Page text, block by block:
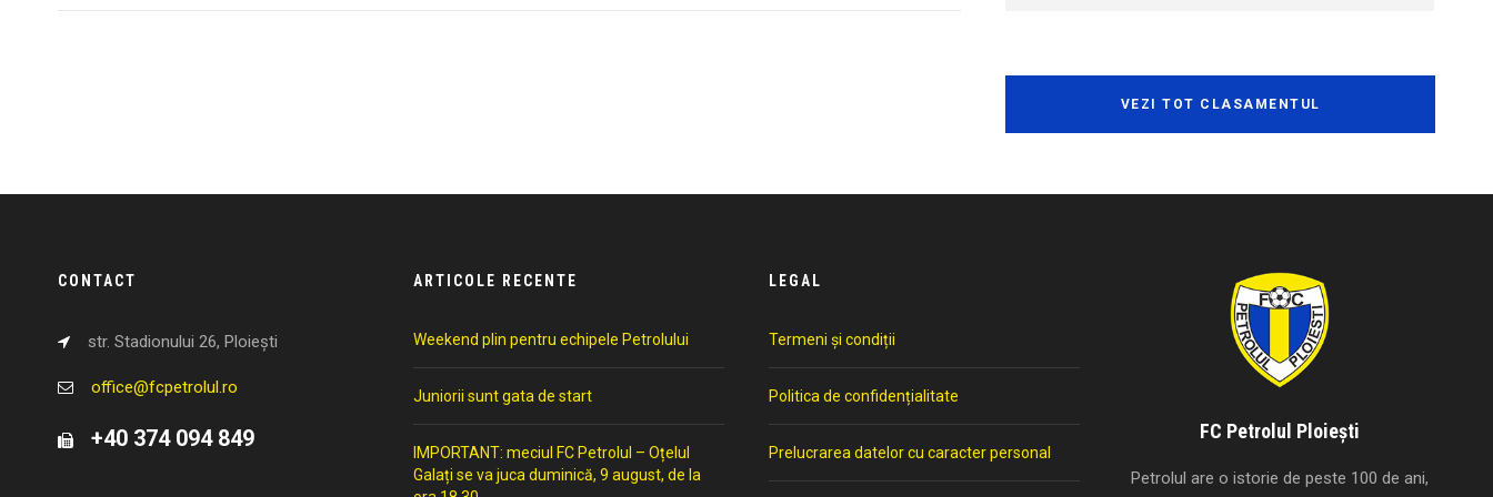
VEZI TOT CLASAMENTUL
CONTACT
str. Stadionului 26, Ploiești
office@fcpetrolul.ro
+40 374 094 849
ARTICOLE RECENTE
Weekend plin pentru echipele Petrolului
Juniorii sunt gata de start
IMPORTANT: meciul FC Petrolul – Oțelul
Galați se va juca duminică, 9 august, de la
LEGAL
Termeni și condiții
Politica de confidențialitate
Prelucrarea datelor cu caracter personal
FC Petrolul Ploiești
Petrolul are o istorie de peste 100 de ani,